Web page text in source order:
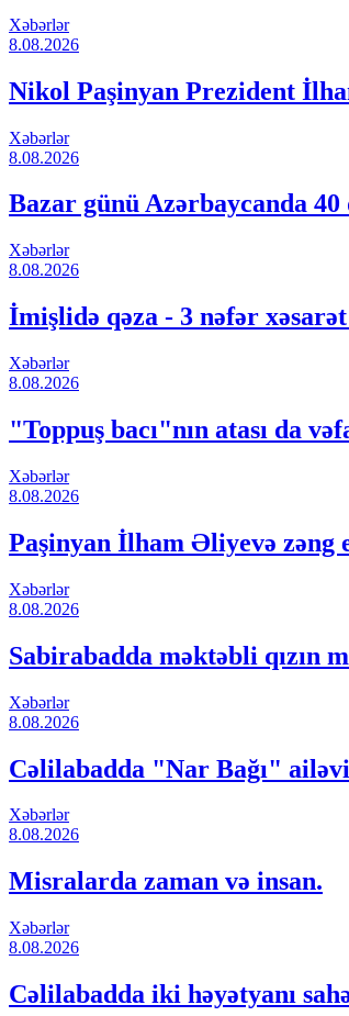
Xəbərlər
8.08.2026
Nikol Paşinyan Prezident
Xəbərlər
8.08.2026
Bazar günü Azərbaycanda 40
Xəbərlər
8.08.2026
İmişlidə qəza - 3 nəfər xəsarət
Xəbərlər
8.08.2026
"Toppuş bacı"nın atası da
Xəbərlər
8.08.2026
Paşinyan İlham Əliyevə zəng
Xəbərlər
8.08.2026
Sabirabadda məktəbli qızın
Xəbərlər
8.08.2026
Cəlilabadda "Nar Bağı"
Xəbərlər
8.08.2026
Misralarda zaman və insan.
Xəbərlər
8.08.2026
Cəlilabadda iki həyətyanı